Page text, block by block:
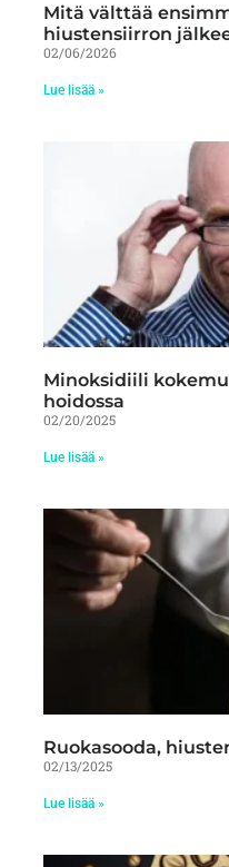
Mitä välttää
hiustensiirron
02/06/2026
Lue lisää »
Minoksidiili
hoidossa
02/20/2025
Lue lisää »
Ruokasooda,
02/13/2025
Lue lisää »